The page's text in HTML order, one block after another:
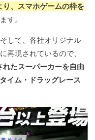
、スマホゲームの枠を
す。
して、各社オリジナル
再現されているので、
たスーパーカーを自由
イム・ドラッグレース